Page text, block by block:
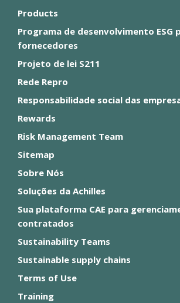
Products
Programa de desenvolvimento ESG
fornecedores
Projeto de lei S211
Rede Repro
Responsabilidade social das
Rewards
Risk Management Team
Sitemap
Sobre Nós
Soluções da Achilles
Sua plataforma CAE para
contratados
Sustainability Teams
Sustainable supply chains
Terms of Use
Training